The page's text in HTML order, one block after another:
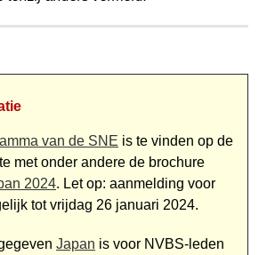
van de SNE is te vinden op de
met onder andere de brochure
2024. Let op: aanmelding voor
tot vrijdag 26 januari 2024.
Japan is voor NVBS-leden